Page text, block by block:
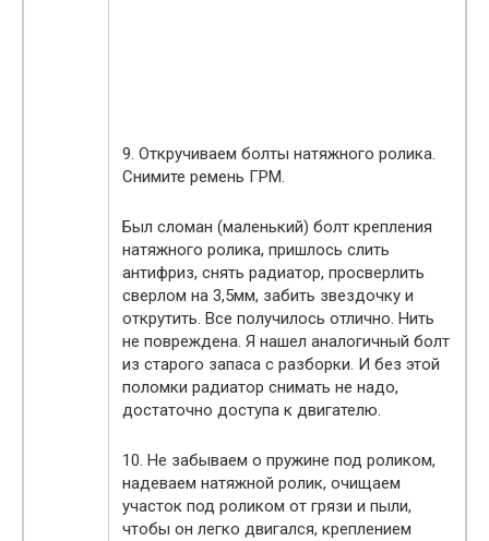
9. Откручиваем болты натяжного ролика.
Снимите ремень ГРМ.
Был сломан (маленький) болт крепления
натяжного ролика, пришлось слить
антифриз, снять радиатор, просверлить
сверлом на 3,5мм, забить звездочку и
открутить. Все получилось отлично. Нить
не повреждена. Я нашел аналогичный болт
из старого запаса с разборки. И без этой
поломки радиатор снимать не надо,
достаточно доступа к двигателю.
10. Не забываем о пружине под роликом,
надеваем натяжной ролик, очищаем
участок под роликом от грязи и пыли,
чтобы он легко двигался, креплением